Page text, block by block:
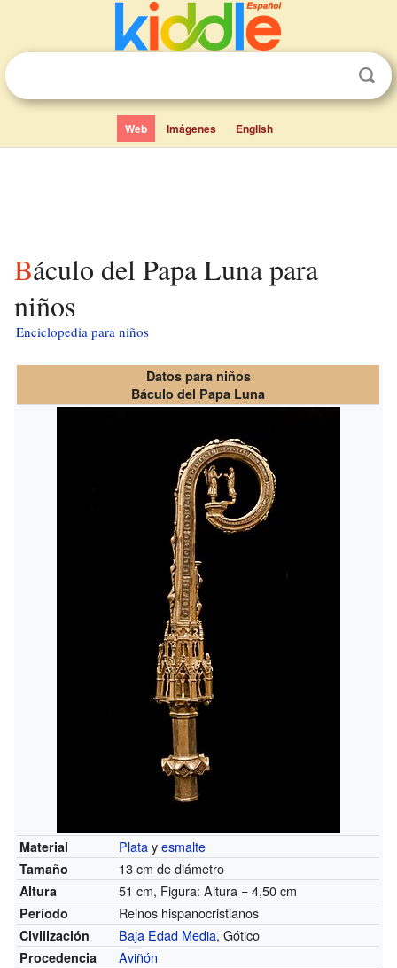
Web Imágenes English
Báculo del Papa Luna para
niños
Enciclopedia para niños
Datos para niños
Báculo del Papa Luna
Material Platayesmalte
Tamaño 13 cm de diámetro
Altura 51 cm, Figura: Altura = 4,50 cm
Período Reinos hispanocristianos
Civilización Baja Edad Media, Gótico
Procedencia Aviñón